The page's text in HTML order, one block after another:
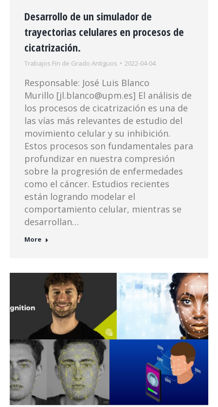
Desarrollo de un simulador de
trayectorias celulares en procesos de
cicatrización.
Trabajos Fin de Grado Antiguos 2022-04-04
Responsable: José Luis Blanco
Murillo [jl.blanco@upm.es] El análisis de
los procesos de cicatrización es una de
las vías más relevantes de estudio del
movimiento celular y su inhibición.
Estos procesos son fundamentales para
profundizar en nuestra compresión
sobre la progresión de enfermedades
como el cáncer. Estudios recientes
están logrando modelar el
comportamiento celular, mientras se
desarrollan…
More